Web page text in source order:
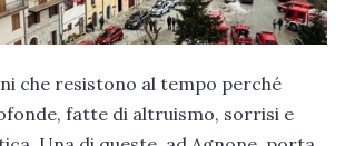
che resistono al tempo perché
fatte di altruismo, sorrisi e